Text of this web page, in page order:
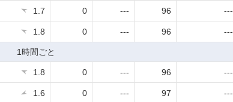
1.7 0 --- 96 ---
1.8 0 --- 96 ---
1時間ごと
1.8 0 --- 96 ---
1.6 0 --- 97 ---